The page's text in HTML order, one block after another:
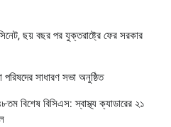
ছয় বছর পর যুক্তরাষ্ট্রে ফের সরকার
সাধারণ সভা অনুষ্ঠিত
বিশেষ বিসিএস: স্বাস্থ্য ক্যাডারের ২১